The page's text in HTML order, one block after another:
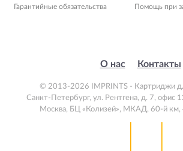
Гарантийные обязательства
Помощь при
О нас Контакты
© 2013-2026 IMPRINTS - Картриджи
Санкт-Петербург, ул. Рентгена, д. 7,
Москва, БЦ «Колизей», МКАД, 60-й км,